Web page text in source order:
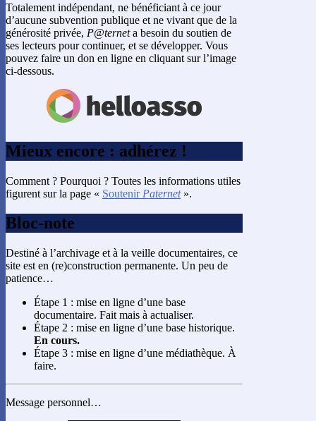
Totalement indépendant, ne bénéficiant à ce jour
d’aucune subvention publique et ne vivant que de la
générosité privée, P@terneta besoin du soutien de
ses lecteurs pour continuer, et se développer. Vous
pouvez faire un don en ligne en cliquant sur l’image
ci-dessous.
Mieux encore : adhérez !
Comment ? Pourquoi ? Toutes les informations utiles
figurent sur la page « Soutenir Paternet».
Bloc-note
Destiné à l’archivage et à la veille documentaires, ce
site est en (re)construction permanente. Un peu de
patience…
Étape 1 : mise en ligne d’une base
documentaire. Fait mais à actualiser.
Étape 2 : mise en ligne d’une base historique.
En cours.
Étape 3 : mise en ligne d’une médiathèque. À
faire.
Message personnel…